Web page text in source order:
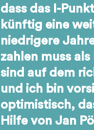
dass das I-
künftig eine
niedrigere
zahlen muss als
sind auf dem
und ich bin
optimistisch,
Hilfe von Jan